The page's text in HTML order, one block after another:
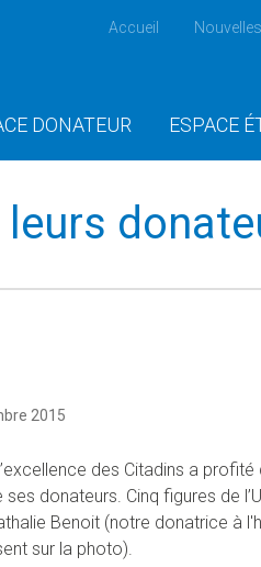
Accueil Nouvelles
DONATEUR ESPACE
2015
des Citadins a
donateurs. Cinq figures de
Benoit (notre donatrice à
sur la photo).